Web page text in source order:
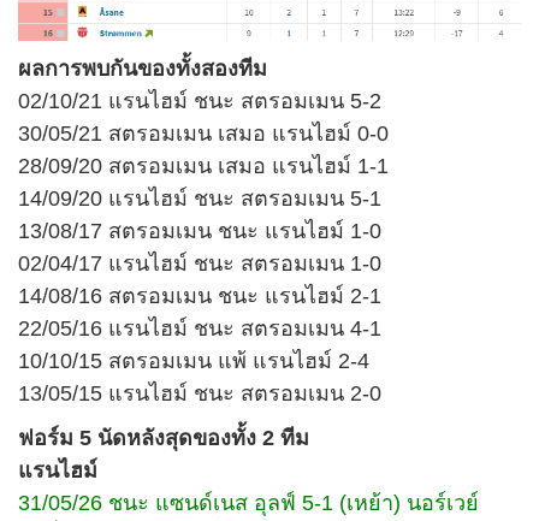
ผลการพบกันของทั้งสองทีม
02/10/21 แรนไฮม์ ชนะ สตรอมเมน 5-2
30/05/21 สตรอมเมน เสมอ แรนไฮม์ 0-0
28/09/20 สตรอมเมน เสมอ แรนไฮม์ 1-1
14/09/20 แรนไฮม์ ชนะ สตรอมเมน 5-1
13/08/17 สตรอมเมน ชนะ แรนไฮม์ 1-0
02/04/17 แรนไฮม์ ชนะ สตรอมเมน 1-0
14/08/16 สตรอมเมน ชนะ แรนไฮม์ 2-1
22/05/16 แรนไฮม์ ชนะ สตรอมเมน 4-1
10/10/15 สตรอมเมน แพ้ แรนไฮม์ 2-4
13/05/15 แรนไฮม์ ชนะ สตรอมเมน 2-0
ฟอร์ม 5 นัดหลังสุดของทั้ง 2 ทีม
แรนไฮม์
31/05/26 ชนะ แซนด์เนส อุลฟ์ 5-1 (เหย้า) นอร์เวย์